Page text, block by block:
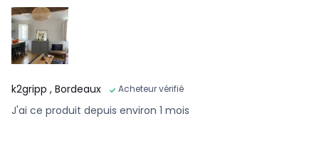
k2gripp , Bordeaux Acheteur vérifié
J'ai ce produit depuis environ 1 mois